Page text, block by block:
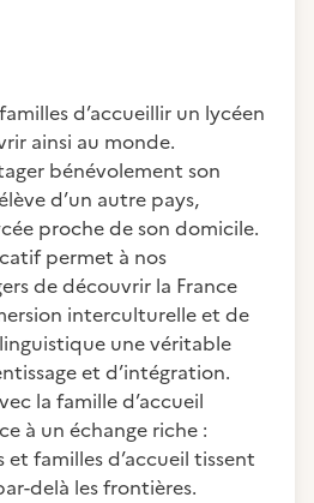
d’accueillir un lycéen
ainsi au monde.
bénévolement son
d’un autre pays,
proche de son domicile.
permet à nos
de découvrir la France
interculturelle et de
une véritable
et d’intégration.
la famille d’accueil
à un échange riche :
familles d’accueil tissent
delà les frontières.